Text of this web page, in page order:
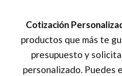
Cotización
productos que más te
presupuesto y
personalizado. Puedes